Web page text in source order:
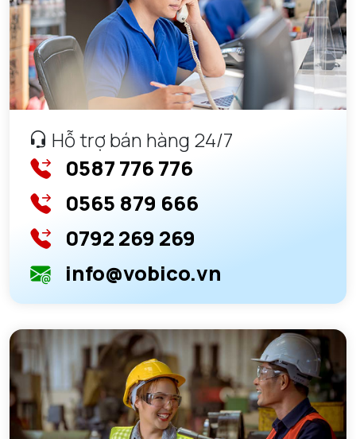
Hỗ trợ bán hàng 24/7
0587 776 776
0565 879 666
0792 269 269
info@vobico.vn